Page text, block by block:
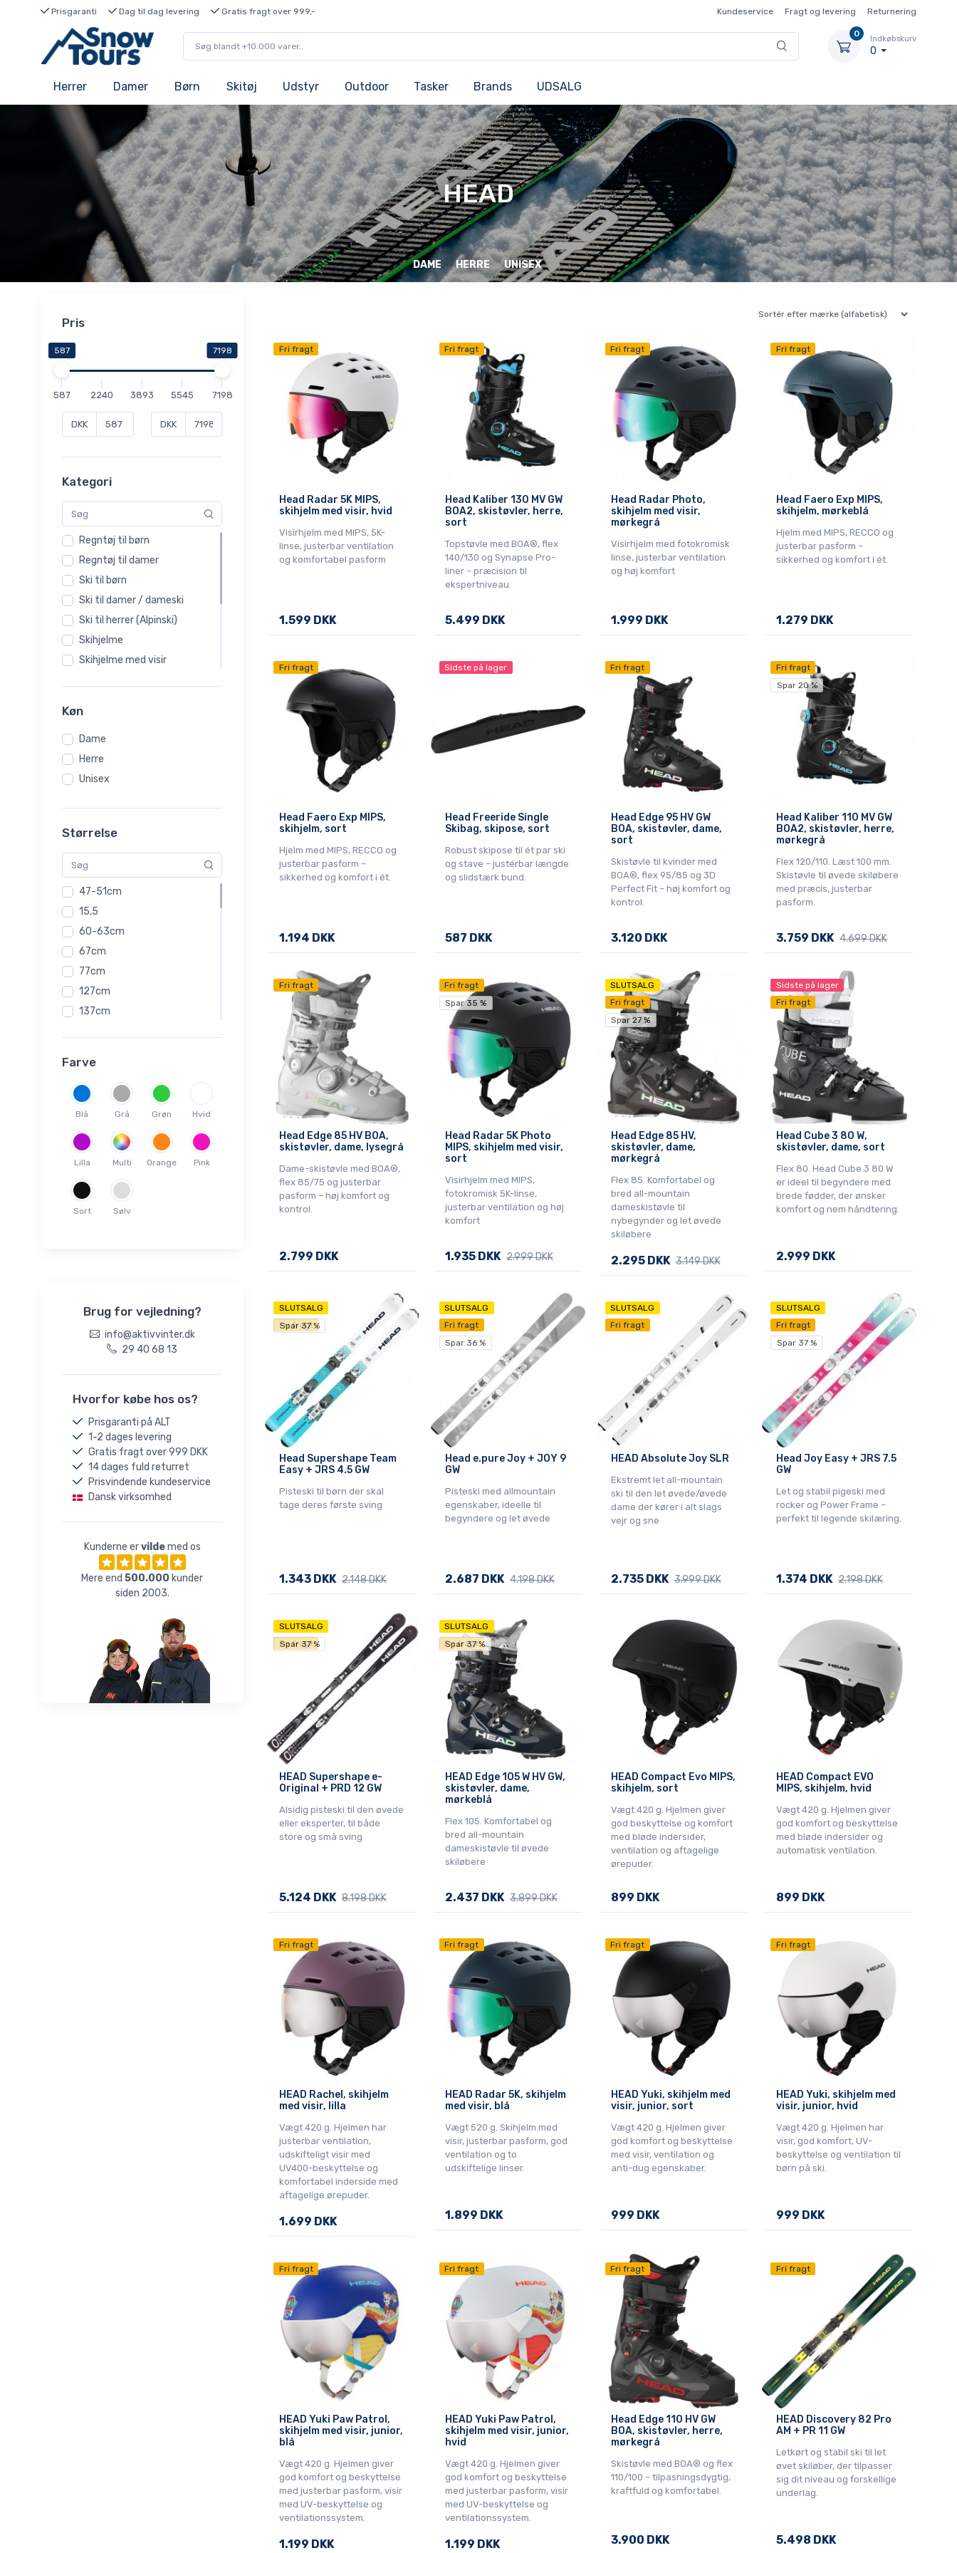
Prisgaranti Dag til dag levering Gratis fragt over 999,- Kundeservice Fragt og levering Returnering
0
Indkøbskurv
0
Herrer Damer Børn Skitøj Udstyr Outdoor Tasker Brands UDSALG
HEAD
DAME HERRE UNISEX
Pris
587 7198
587 2240 3893 5545 7198
DKK DKK
Kategori
Regntøj til børn
Regntøj til damer
Ski til børn
Ski til damer / dameski
Ski til herrer (Alpinski)
Skihjelme
Skihjelme med visir
genoptræning
Skistøvler til børn
Skistøvler til damer
Skistøvler til herrer
Køn
Dame
Herre
Unisex
Størrelse
47-51cm
15,5
60-63cm
67cm
77cm
127cm
137cm
156cm
157cm
158cm
16,5
163cm
168cm
184cm
19,5
24,5
25,5
26,5
27,5
30,5
52-55cm
56-59cm
Farve
Blå Grå Grøn Hvid
Lilla Multi Orange Pink
Sort Sølv
Brug for vejledning?
info@aktivvinter.dk
29 40 68 13
Hvorfor købe hos os?
Prisgaranti på ALT
1-2 dages levering
Gratis fragt over 999 DKK
14 dages fuld returret
Prisvindende kundeservice
Dansk virksomhed
Kunderne ervildemed os
Mere end 500.000 kunder
siden 2003.
Fri fragt
Head Radar 5K MIPS,
skihjelm med visir, hvid
Visirhjelm med MIPS, 5K-
linse, justerbar ventilation
og komfortabel pasform
1.599 DKK
Fri fragt
Head Kaliber 130 MV GW
BOA2, skistøvler, herre,
sort
Topstøvle med BOA®, flex
140/130 og Synapse Pro-
liner – præcision til
ekspertniveau.
5.499 DKK
Fri fragt
Head Radar Photo,
skihjelm med visir,
mørkegrå
Visirhjelm med fotokromisk
linse, justerbar ventilation
og høj komfort
1.999 DKK
Fri fragt
Head Faero Exp MIPS,
skihjelm, mørkeblå
Hjelm med MIPS, RECCO og
justerbar pasform –
sikkerhed og komfort i ét.
1.279 DKK
Fri fragt
Head Faero Exp MIPS,
skihjelm, sort
Hjelm med MIPS, RECCO og
justerbar pasform –
sikkerhed og komfort i ét.
1.194 DKK
Sidste på lager
Head Freeride Single
Skibag, skipose, sort
Robust skipose til ét par ski
og stave – justérbar længde
og slidstærk bund.
587 DKK
Fri fragt
Head Edge 95 HV GW
BOA, skistøvler, dame,
sort
Skistøvle til kvinder med
BOA®, flex 95/85 og 3D
Perfect Fit – høj komfort og
kontrol.
3.120 DKK
Fri fragt
Spar 20 %
Head Kaliber 110 MV GW
BOA2, skistøvler, herre,
mørkegrå
Flex 120/110. Læst 100 mm.
Skistøvle til øvede skiløbere
med præcis, justerbar
pasform.
3.759 DKK 4.699 DKK
Fri fragt
Head Edge 85 HV BOA,
skistøvler, dame, lysegrå
Dame-skistøvle med BOA®,
flex 85/75 og justerbar
pasform – høj komfort og
kontrol.
2.799 DKK
Fri fragt
Spar 35 %
Head Radar 5K Photo
MIPS, skihjelm med visir,
sort
Visirhjelm med MIPS,
fotokromisk 5K-linse,
justerbar ventilation og høj
komfort
1.935 DKK 2.999 DKK
SLUTSALG
Fri fragt
Spar 27 %
Head Edge 85 HV,
skistøvler, dame,
mørkegrå
Flex 85. Komfortabel og
bred all-mountain
dameskistøvle til
nybegynder og let øvede
skiløbere
2.295 DKK 3.149 DKK
Sidste på lager
Fri fragt
Head Cube 3 80 W,
skistøvler, dame, sort
Flex 80. Head Cube 3 80 W
er ideel til begyndere med
brede fødder, der ønsker
komfort og nem håndtering.
2.999 DKK
SLUTSALG
Fri fragt
Spar 37 %
Head Supershape Team
Easy + JRS 4.5 GW
Pisteski til børn der skal
tage deres første sving
1.343 DKK 2.148 DKK
SLUTSALG
Fri fragt
Spar 36 %
Head e.pure Joy + JOY 9
GW
Pisteski med allmountain
egenskaber, ideelle til
begyndere og let øvede
2.687 DKK 4.198 DKK
SLUTSALG
Fri fragt
HEAD Absolute Joy SLR
Ekstremt let all-mountain
ski til den let øvede/øvede
dame der kører i alt slags
vejr og sne
2.735 DKK 3.999 DKK
SLUTSALG
Fri fragt
Spar 37 %
Head Joy Easy + JRS 7.5
GW
Let og stabil pigeski med
rocker og Power Frame –
perfekt til legende skilæring.
1.374 DKK 2.198 DKK
SLUTSALG
Fri fragt
Spar 37 %
HEAD Supershape e-
Original + PRD 12 GW
Alsidig pisteski til den øvede
eller eksperter, til både
store og små sving
5.124 DKK 8.198 DKK
SLUTSALG
Fri fragt
Spar 37 %
HEAD Edge 105 W HV GW,
skistøvler, dame,
mørkeblå
Flex 105. Komfortabel og
bred all-mountain
dameskistøvle til øvede
skiløbere
2.437 DKK 3.899 DKK
HEAD Compact Evo MIPS,
skihjelm, sort
Vægt 420 g. Hjelmen giver
god beskyttelse og komfort
med bløde indersider,
ventilation og aftagelige
ørepuder.
899 DKK
HEAD Compact EVO
MIPS, skihjelm, hvid
Vægt 420 g. Hjelmen giver
god komfort og beskyttelse
med bløde indersider og
automatisk ventilation.
899 DKK
Fri fragt
HEAD Rachel, skihjelm
med visir, lilla
Vægt 420 g. Hjelmen har
justerbar ventilation,
udskifteligt visir med
UV400-beskyttelse og
komfortabel inderside med
aftagelige ørepuder.
1.699 DKK
Fri fragt
HEAD Radar 5K, skihjelm
med visir, blå
Vægt 520 g. Skihjelm med
visir, justerbar pasform, god
ventilation og to
udskiftelige linser.
1.899 DKK
Fri fragt
HEAD Yuki, skihjelm med
visir, junior, sort
Vægt 420 g. Hjelmen giver
god komfort og beskyttelse
med visir, ventilation og
anti-dug egenskaber.
999 DKK
Fri fragt
HEAD Yuki, skihjelm med
visir, junior, hvid
Vægt 420 g. Hjelmen har
visir, god komfort, UV-
beskyttelse og ventilation til
børn på ski.
999 DKK
Fri fragt
HEAD Yuki Paw Patrol,
skihjelm med visir, junior,
blå
Vægt 420 g. Hjelmen giver
god komfort og beskyttelse
med justerbar pasform, visir
med UV-beskyttelse og
ventilationssystem.
1.199 DKK
Fri fragt
HEAD Yuki Paw Patrol,
skihjelm med visir, junior,
hvid
Vægt 420 g. Hjelmen giver
god komfort og beskyttelse
med justerbar pasform, visir
med UV-beskyttelse og
ventilationssystem.
1.199 DKK
Fri fragt
Head Edge 110 HV GW
BOA, skistøvler, herre,
mørkegrå
Skistøvle med BOA® og flex
110/100 – tilpasningsdygtig,
kraftfuld og komfortabel.
3.900 DKK
Fri fragt
HEAD Discovery 82 Pro
AM + PR 11 GW
Letkørt og stabil ski til let
øvet skiløber, der tilpasser
sig dit niveau og forskellige
underlag.
5.498 DKK